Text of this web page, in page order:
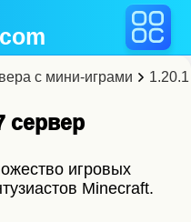
с мини-играми 1.20.1
cервер
игровых
Minecraft.